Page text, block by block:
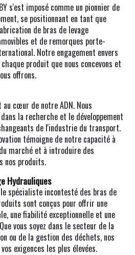
s'est imposé comme un pionnier de
se positionnant en tant que
de bras de levage
et de remorques porte-
Notre engagement envers
produit que nous concevons et
offrons.
au cœur de notre ADN. Nous
la recherche et le développement
de l'industrie du transport.
témoigne de notre capacité à
marché et à introduire des
nos produits.
Hydrauliques
spécialiste incontesté des bras de
sont conçus pour offrir une
une fiabilité exceptionnelle et une
vous soyez dans le secteur de la
ou de la gestion des déchets, nos
exigences les plus élevées.